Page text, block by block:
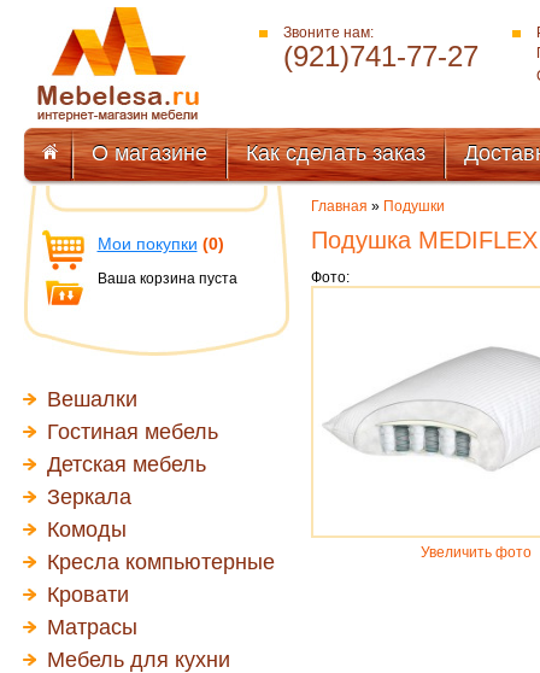
Звоните нам:
(921)741-77-27
О магазине Как сделать заказ
Мои покупки (0)
Ваша корзина пуста
Вешалки
Гостиная мебель
Детская мебель
Зеркала
Комоды
Кресла компьютерные
Кровати
Матрасы
Мебель для кухни
Главная » Подушки
Подушка
Фото:
Увеличить фото